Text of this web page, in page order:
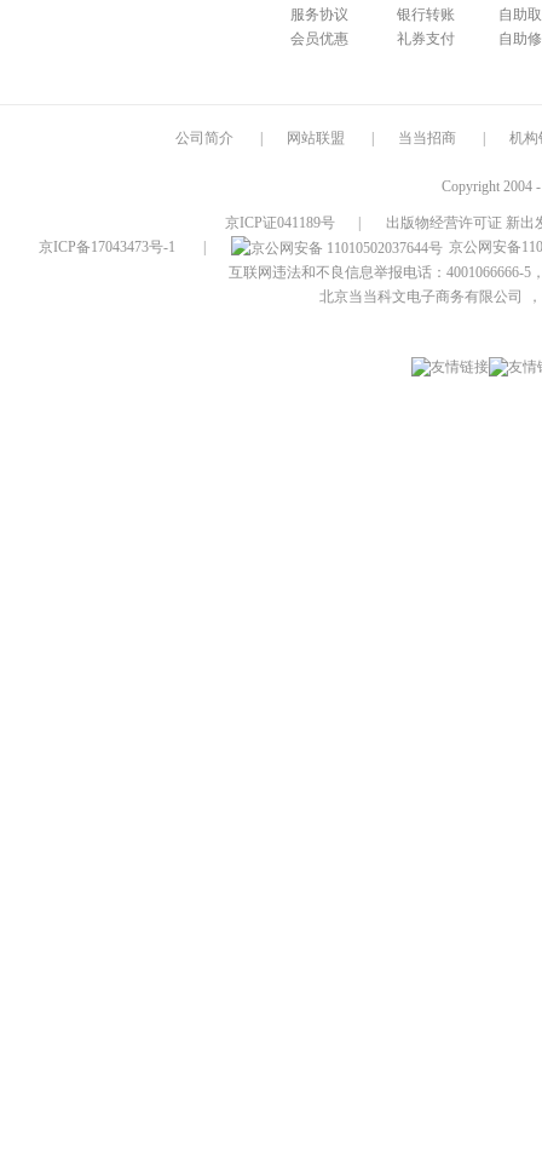
服务协议
会员优惠
银行转账
礼券支付
自助
自助
公司简介 网站联盟 当当招商 机构
Copyright 2004
京ICP证041189号
出版物经营许可证 新出
京ICP备17043473号-1
京公网安备
互联网违法和不良信息举报电话：4001066666-5
北京当当科文电子商务有限公司